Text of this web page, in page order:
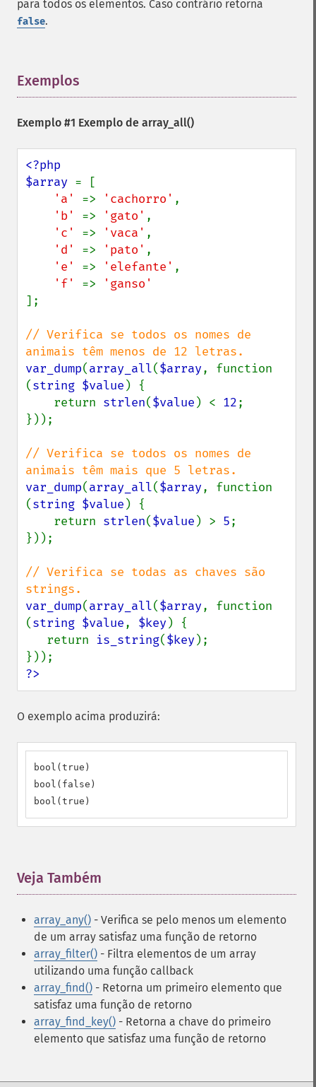
para todos os elementos. Caso contrário retorna
false.
Exemplos
Exemplo #1 Exemplo de array_all()
<?php
$array = [
'a' => 'cachorro' ,
'b' => 'gato' ,
'c' => 'vaca' ,
'd' => 'pato' ,
'e' => 'elefante' ,
'f' =>
];
// Verifica se todos os nomes de
var_dump(array_all($array, function
(string $value ) {
    return
strlen($value ) < 12;
}));
// Verifica se todos os nomes de
var_dump(array_all($array, function
(string $value ) {
    return
strlen($value ) > 5;
}));
// Verifica se todas as chaves são
var_dump(array_all($array, function
(string $value, $key) {
   return
is_string($key);
?>
O exemplo acima produzirá:
bool(true)
bool(false)
bool(true)
Veja Também
array_any() - Verifica se pelo menos um elemento
de um array satisfaz uma função de retorno
array_filter() - Filtra elementos de um array
utilizando uma função callback
array_find() - Retorna um primeiro elemento que
satisfaz uma função de retorno
array_find_key() - Retorna a chave do primeiro
elemento que satisfaz uma função de retorno